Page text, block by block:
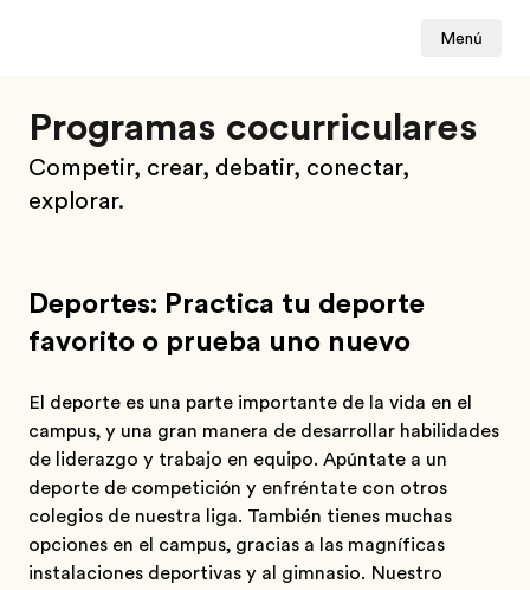
Menú
Programas cocurriculares
Competir, crear, debatir, conectar,
explorar.
Deportes: Practica tu deporte
favorito o prueba uno nuevo
El deporte es una parte importante de la vida en el
campus, y una gran manera de desarrollar habilidades
de liderazgo y trabajo en equipo. Apúntate a un
deporte de competición y enfréntate con otros
colegios de nuestra liga. También tienes muchas
opciones en el campus, gracias a las magníficas
instalaciones deportivas y al gimnasio. Nuestro